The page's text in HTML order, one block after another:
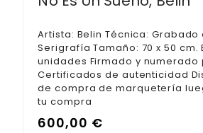
Artista: Belin Técnica:
Serigrafía Tamaño: 70 x 50 cm.
unidades Firmado y numerado
Certificados de autenticidad
de compra de marquetería
tu compra
600,00 €